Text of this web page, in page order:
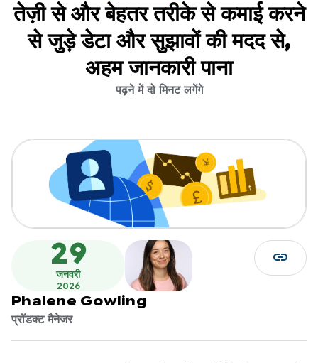
तेज़ी से और बेहतर तरीके से कमाई करने
से जुड़े डेटा और सुझावों की मदद से,
अहम जानकारी पाना
पढ़ने में दो मिनट लगेंगे
29
जनवरी
2026
Phalene Gowling
प्रॉडक्ट मैनेजर
link